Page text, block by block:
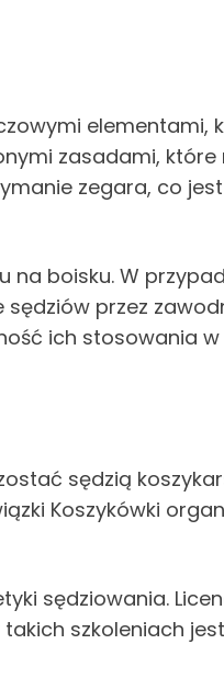
elementami,
zasadami,
zegara, co
na boisku. W
przez
ich stosowania
sędzią
Koszykówki
sędziowania.
szkoleniach